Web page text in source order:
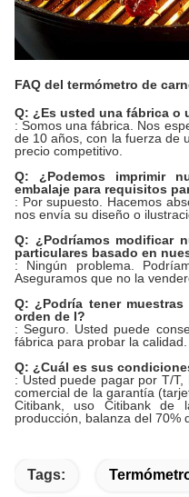
FAQ del termómetro de
Q: ¿Es usted una fábrica o
: Somos una fábrica. Nos
de 10 años, con la fuerza de
precio competitivo.
Q: ¿Podemos imprimir
embalaje para requisitos
: Por supuesto. Hacemos
nos envía su diseño o
Q: ¿Podríamos modificar
particulares basado en
: Ningún problema.
Aseguramos que no la
Q: ¿Podría tener
orden de I?
: Seguro. Usted puede
fábrica para probar la calidad.
Q: ¿Cuál es sus
: Usted puede pagar por T/
comercial de la garantía
Citibank, uso Citibank
producción, balanza del 70%
Tags: